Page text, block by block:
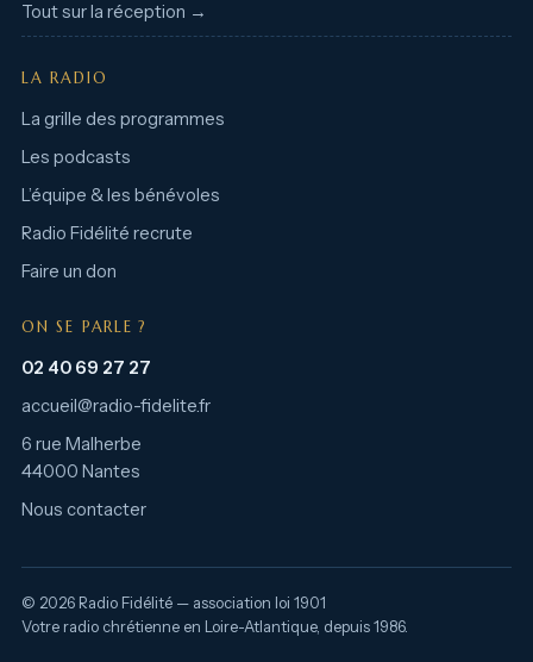
Tout sur la réception →
LA RADIO
La grille des programmes
Les podcasts
L’équipe & les bénévoles
Radio Fidélité recrute
Faire un don
ON SE PARLE ?
02 40 69 27 27
accueil@radio-fidelite.fr
6 rue Malherbe
44000 Nantes
Nous contacter
© 2026 Radio Fidélité — association loi 1901
Votre radio chrétienne en Loire-Atlantique, depuis 1986.